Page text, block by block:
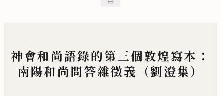
神會和尚語錄的第三個敦煌寫本：
南陽和尚問答雜徵義（劉澄集）